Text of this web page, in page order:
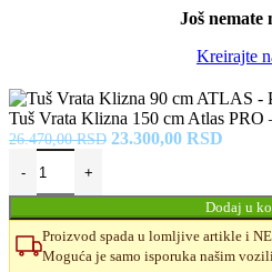
Još nemate
Kreirajte
Tuš Vrata Klizna 150 cm Atlas PRO
26.470,00RSD Originalna
bila:
26.470,00 RSD.
23.300,00 RSD
Dodaj u
Proizvod spada u lomljive artikle i
Moguća je samo isporuka našim